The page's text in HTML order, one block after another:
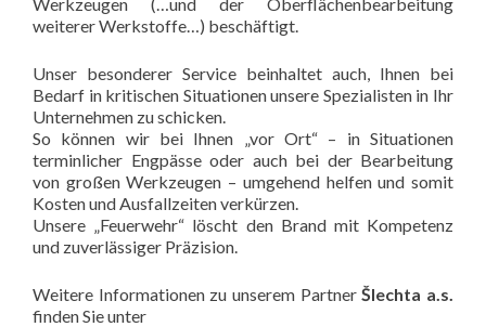
weiterer Werkstoffe…) beschäftigt.
Unser besonderer Service beinhaltet auch, Ihnen bei
Bedarf in kritischen Situationen unsere Spezialisten in Ihr
Unternehmen zu schicken.
So können wir bei Ihnen „vor Ort“ – in Situationen
terminlicher Engpässe oder auch bei der Bearbeitung
von großen Werkzeugen – umgehend helfen und somit
Kosten und Ausfallzeiten verkürzen.
Unsere „Feuerwehr“ löscht den Brand mit Kompetenz
und zuverlässiger Präzision.
Weitere Informationen zu unserem PartnerŠlechta a.s.
finden Sie unter